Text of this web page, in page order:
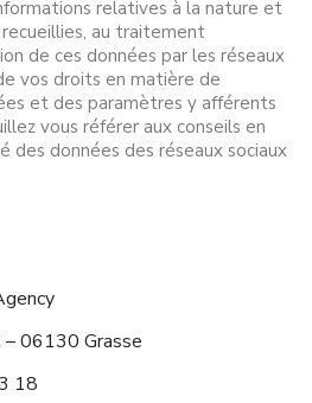
relatives à la nature et
au traitement
de ces données par les réseaux
vos droits en matière de
et des paramètres y afférents
vous référer aux conseils en
données des réseaux sociaux
– 06130 Grasse
18